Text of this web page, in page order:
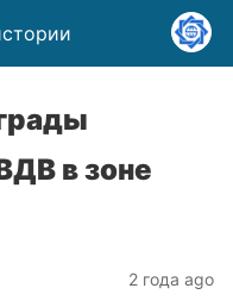
в зоне
2 года ago